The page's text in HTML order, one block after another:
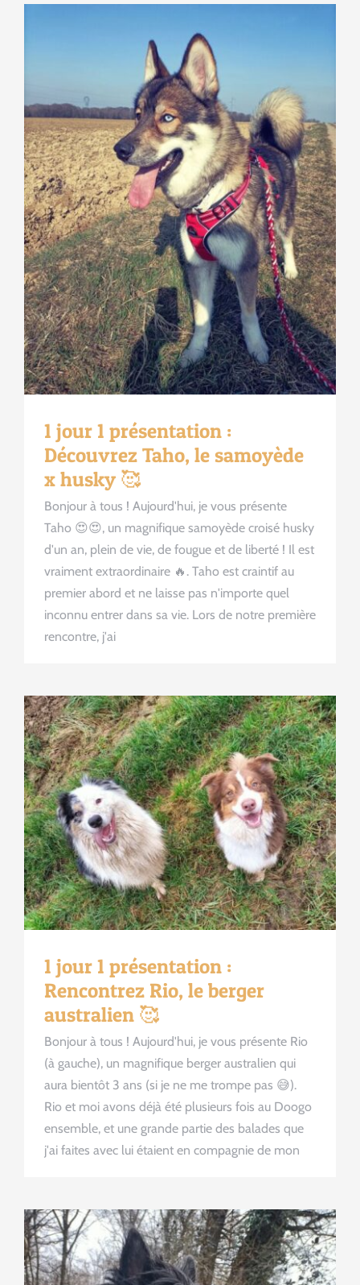
1 jour 1 présentation :
Découvrez Taho, le samoyède
x husky 🥰
Bonjour à tous ! Aujourd'hui, je vous présente
Taho 😍😍, un magnifique samoyède croisé husky
d'un an, plein de vie, de fougue et de liberté ! Il est
vraiment extraordinaire 🔥. Taho est craintif au
premier abord et ne laisse pas n'importe quel
inconnu entrer dans sa vie. Lors de notre première
rencontre, j'ai
1 jour 1 présentation :
Rencontrez Rio, le berger
australien 🥰
Bonjour à tous ! Aujourd'hui, je vous présente Rio
(à gauche), un magnifique berger australien qui
aura bientôt 3 ans (si je ne me trompe pas 😅).
Rio et moi avons déjà été plusieurs fois au Doogo
ensemble, et une grande partie des balades que
j'ai faites avec lui étaient en compagnie de mon